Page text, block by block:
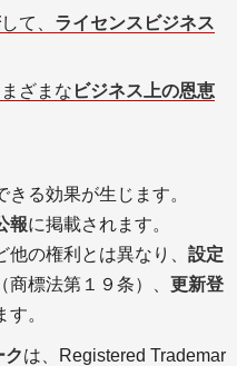
して、 ライセンスビジネス
ざまな ビジネス上の恩恵
る効果が生じます。
報に掲載されます。
他の権利とは異なり、 設定
商標法第１９条）、 更新登
。
は、Registered Trademar